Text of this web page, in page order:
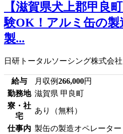
【滋賀県犬上郡甲良
験OK！アルミ缶の製
製...
日研トータルソーシング株式会社
給与 月収例266,000円
勤務地 滋賀県 甲良町
寮・社
宅
あり（無料）
仕事内 製缶の製造オペレータ